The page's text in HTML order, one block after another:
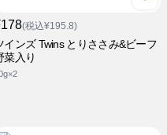
(税込¥195.8)
インズ Twins とりささみ&ビーフ
菜入り